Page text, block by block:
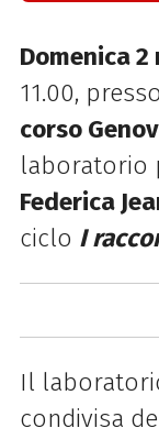
Domenica 2
11.00,
corso
laboratorio
Federica
ciclo I
Il
condivisa